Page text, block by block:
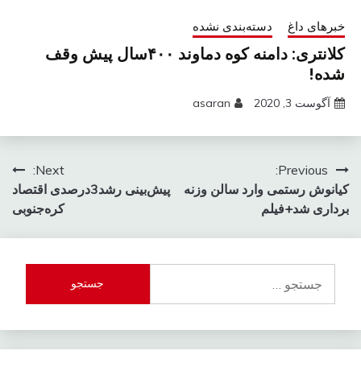
خبرهای داغ دسته‌بندی نشده
کلانتری: دامنه کوه دماوند ۴۰۰سال پیش وقف
شده!
آگوست 3, 2020 asaran
راهبری
نوشته
Previous:
کیانوش رستمی وارد سالن وزنه
برداری شد+فیلم
Next:
پیش‌بینی رشد3درصدی اقتصاد
کره‌جنوبی
برای: